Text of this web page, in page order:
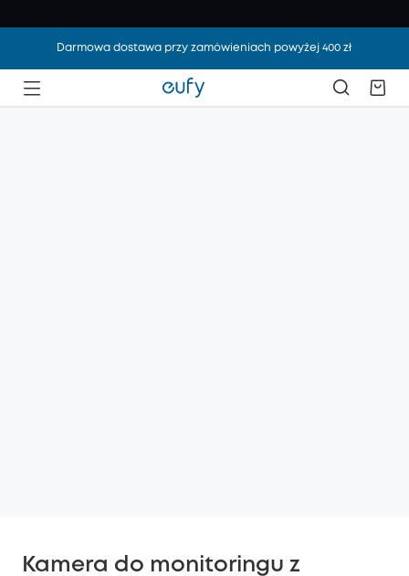
Darmowa dostawa przy zamówieniach powyżej 400 zł
Kamera do monitoringu z